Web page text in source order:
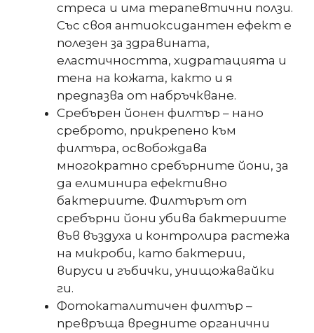
стреса и има терапевтични ползи.
Със своя антиоксидантен ефект е
полезен за здравината,
еластичността, хидратацията и
тена на кожата, както и я
предпазва от набръчкване.
Сребърен йонен филтър – нано
среброто, прикрепено към
филтъра, освобождава
многократно сребърните йони, за
да елиминира ефективно
бактериитe. Филтърът от
сребърни йони убива бактериите
във въздуха и контролира растежа
на микроби, като бактерии,
вируси и гъбички, унищожавайки
ги.
Фотокаталитичен филтър –
превръща вредните органични